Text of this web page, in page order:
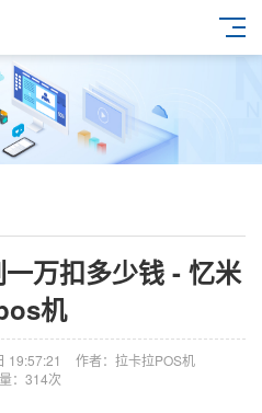
万扣多少钱 - 忆米
机
19:57:21
作者：拉卡拉POS机
：314次